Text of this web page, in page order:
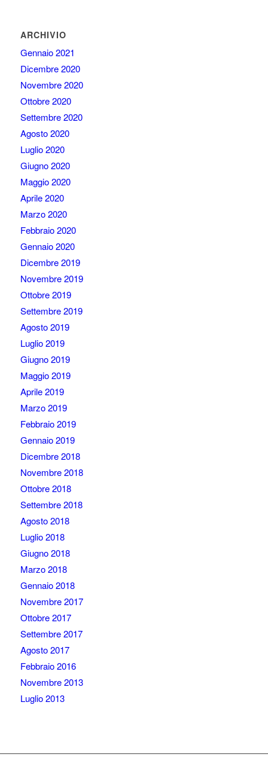
ARCHIVIO
Gennaio 2021
Dicembre 2020
Novembre 2020
Ottobre 2020
Settembre 2020
Agosto 2020
Luglio 2020
Giugno 2020
Maggio 2020
Aprile 2020
Marzo 2020
Febbraio 2020
Gennaio 2020
Dicembre 2019
Novembre 2019
Ottobre 2019
Settembre 2019
Agosto 2019
Luglio 2019
Giugno 2019
Maggio 2019
Aprile 2019
Marzo 2019
Febbraio 2019
Gennaio 2019
Dicembre 2018
Novembre 2018
Ottobre 2018
Settembre 2018
Agosto 2018
Luglio 2018
Giugno 2018
Marzo 2018
Gennaio 2018
Novembre 2017
Ottobre 2017
Settembre 2017
Agosto 2017
Febbraio 2016
Novembre 2013
Luglio 2013